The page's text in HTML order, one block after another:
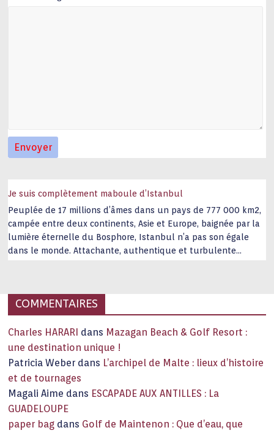
Je suis complètement maboule d’Istanbul
Peuplée de 17 millions d’âmes dans un pays de 777 000 km2,
campée entre deux continents, Asie et Europe, baignée par la
lumière éternelle du Bosphore, Istanbul n’a pas son égale
dans le monde. Attachante, authentique et turbulente
COMMENTAIRES
Charles HARARI dans Mazagan Beach & Golf Resort :
une destination unique !
Patricia Weber dans L’archipel de Malte : lieux d’histoire
et de tournages
Magali Aime dans ESCAPADE AUX ANTILLES : La
GUADELOUPE
paper bag dans Golf de Maintenon : Que d’eau, que